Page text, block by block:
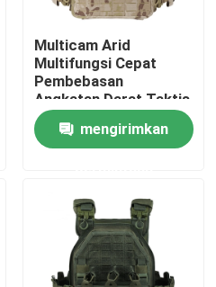
Multicam Arid
Multifungsi Cepat
Pembebasan
Angkatan Darat Taktis
Molle Vest
mengirimkan